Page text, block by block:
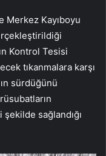
Merkez Kayıboyu
Kontrol Tesisi
tıkanmalara karşı
sürdüğünü
şekilde sağlandığı